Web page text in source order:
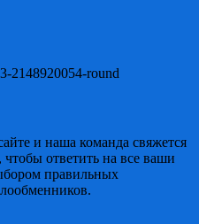
и наша команда свяжется
ответить на все ваши
правильных